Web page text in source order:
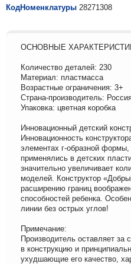
КодНоменклатуры 28271308
ОСНОВНЫЕ
Количество деталей: 230
Материал: пластмасса
Возрастные ограничения: 3+
Страна-производитель:
Упаковка: цветная коробка
Инновационный детский
Инновационность
элементах г-образной формы,
применялись в детских
значительно увеличивает
моделей. Конструктор
расширению границ
способностей ребенка.
линии без острых углов!
Примечание:
Производитель оставляет за
в конструкцию и
ухудшающие его качество,